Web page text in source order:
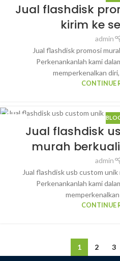
JANJual flashdisk
kirim ke
admin
Jual flashdisk promosi
Perkenankanlah kami
memperkenalkan
CONTINUE
Jual flashdisk
murah
admin
Jual flashdisk usb custom
Perkenankanlah kami
memperkenalkan
CONTINUE
1 2 3